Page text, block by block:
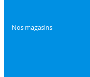
Nos magasins